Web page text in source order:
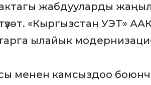
жабдууларды
«Кыргызстан УЭТ»
ылайык
менен камсыздоо